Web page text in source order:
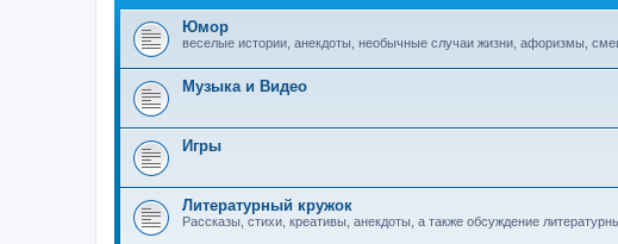
Юмор
веселые истории, анекдоты, необычные случаи жизни, афоризмы,
Музыка и Видео
Игры
Литературный кружок
Рассказы, стихи, креативы, анекдоты, а также обсуждение